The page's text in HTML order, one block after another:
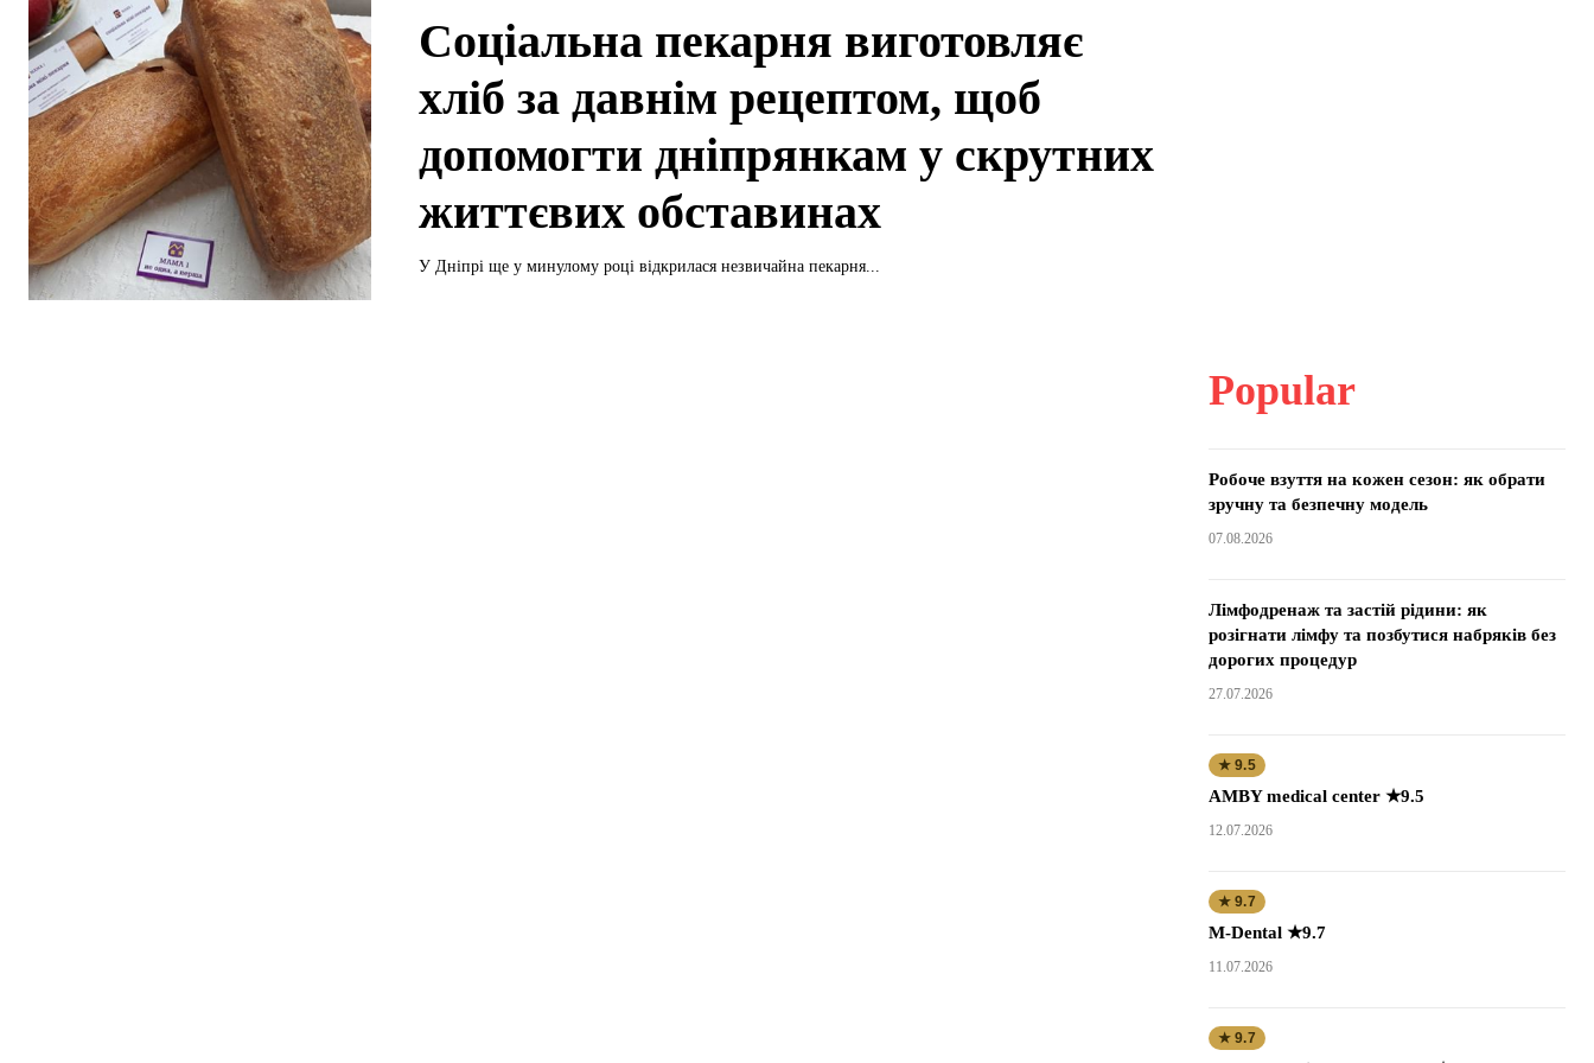
Соціальна пекарня виготовляє
хліб за давнім рецептом, щоб
допомогти дніпрянкам у скрутних
життєвих обставинах
У Дніпрі ще у минулому році відкрилася незвичайна пекарня...
Popular
Робоче взуття на кожен сезон: як обрати
зручну та безпечну модель
07.08.2026
Лімфодренаж та застій рідини: як
розігнати лімфу та позбутися набряків без
дорогих процедур
27.07.2026
★ 9.5
AMBY medical center ★9.5
12.07.2026
★ 9.7
M-Dental ★9.7
11.07.2026
★ 9.7